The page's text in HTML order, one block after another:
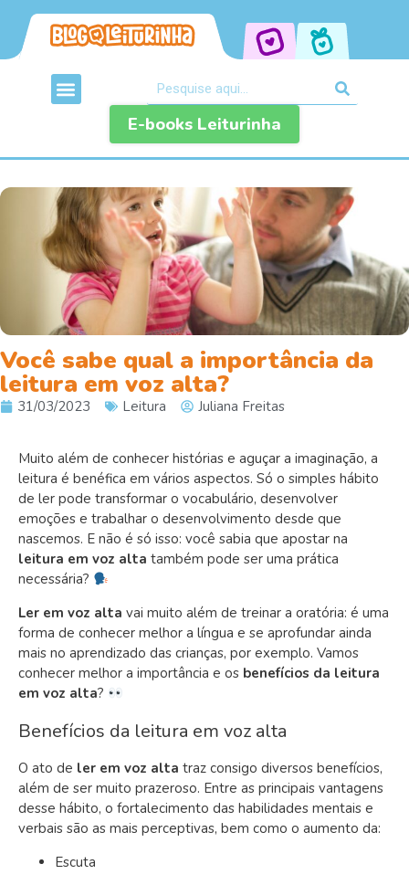
E-books Leiturinha
Você sabe qual a importância da
leitura em voz alta?
31/03/2023 Leitura Juliana Freitas
Muito além de conhecer histórias e aguçar a imaginação, a
leitura é benéfica em vários aspectos. Só o simples hábito
de ler pode transformar o vocabulário, desenvolver
emoções e trabalhar o desenvolvimento desde que
nascemos. E não é só isso: você sabia que apostar na
leitura em voz alta também pode ser uma prática
necessária?
Ler em voz alta vai muito além de treinar a oratória: é uma
forma de conhecer melhor a língua e se aprofundar ainda
mais no aprendizado das crianças, por exemplo. Vamos
conhecer melhor a importância e os benefícios da leitura
em voz alta?
Benefícios da leitura em voz alta
O ato de ler em voz alta traz consigo diversos benefícios,
além de ser muito prazeroso. Entre as principais vantagens
desse hábito, o fortalecimento das habilidades mentais e
verbais são as mais perceptivas, bem como o aumento da:
Escuta